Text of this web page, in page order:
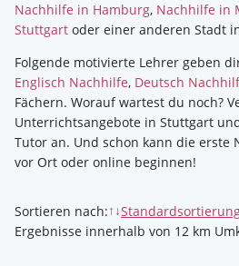
Nachhilfe in Hamburg, Nachhilfe in
Stuttgart oder einer anderen Stadt
Folgende motivierte Lehrer geben
Englisch Nachhilfe, Deutsch
Fächern. Worauf wartest du noch?
Unterrichtsangebote in Stuttgart
Tutor an. Und schon kann die
vor Ort oder online beginnen!
Sortieren nach: ↑↓
Ergebnisse innerhalb von 12 km